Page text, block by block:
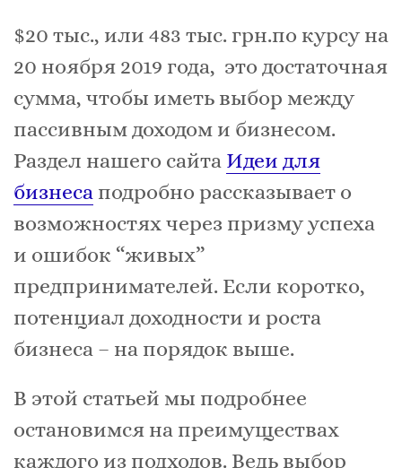
$20 тыс., или 483 тыс. грн.по курсу на
20 ноября 2019 года, это достаточная
сумма, чтобы иметь выбор между
пассивным доходом и бизнесом.
Раздел нашего сайта Идеи для
бизнеса подробно рассказывает о
возможностях через призму успеха
и ошибок “живых”
предпринимателей. Если коротко,
потенциал доходности и роста
бизнеса – на порядок выше.
В этой статьей мы подробнее
остановимся на преимуществах
каждого из подходов. Ведь выбор